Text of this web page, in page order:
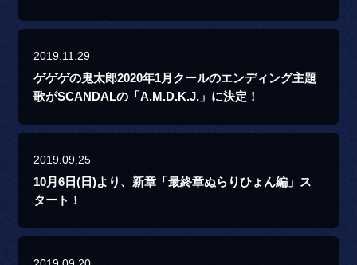
2019.11.29
ゲゲゲの鬼太郎2020年1月クールのエンディング主題
歌がSCANDALの「A.M.D.K.J.」に決定！
2019.09.25
10月6日(日)より、新章「最終章ぬらりひょん編」ス
タート！